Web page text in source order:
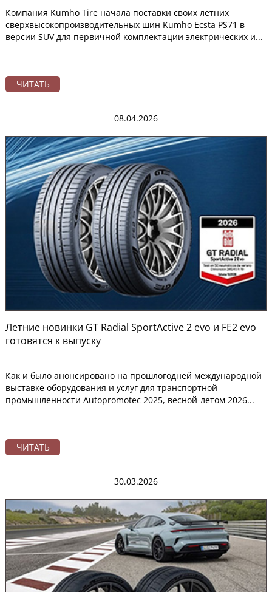
Компания Kumho Tire начала поставки своих летних
сверхвысокопроизводительных шин Kumho Ecsta PS71 в
версии SUV для первичной комплектации электрических и...
ЧИТАТЬ
08.04.2026
Летние новинки GT Radial SportActive 2 evo и FE2 evo
готовятся к выпуску
Как и было анонсировано на прошлогодней международной
выставке оборудования и услуг для транспортной
промышленности Autopromotec 2025, весной-летом 2026...
ЧИТАТЬ
30.03.2026